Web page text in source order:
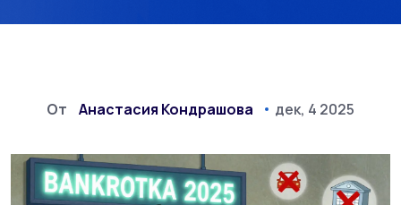
От Анастасия Кондрашова дек, 4 2025